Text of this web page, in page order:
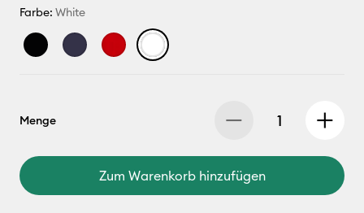
Farbe: White
Menge
Zum Warenkorb hinzufügen